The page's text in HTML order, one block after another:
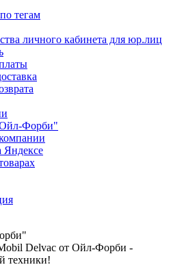
тегам
личного кабинета для юр.лиц
Форби"
Delvac от Ойл-Форби -
техники!